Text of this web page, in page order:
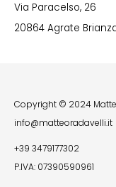
Via Paracelso, 26
20864 Agrate
Copyright © 2024
info@matteoradavelli.it
+39 3479177302
P.IVA: 07390590961